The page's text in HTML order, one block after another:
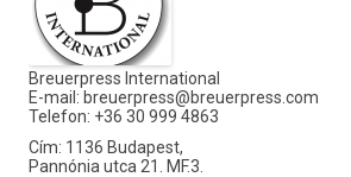
Breuerpress International
E-mail: breuerpress@breuerpress.com
Telefon: +36 30 999 4863
Cím: 1136 Budapest,
Pannónia utca 21. MF.3.